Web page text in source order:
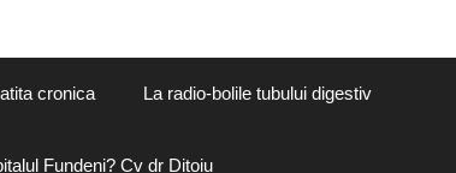
cronica La radio-bolile tubului digestiv
Fundeni? Cv dr Ditoiu